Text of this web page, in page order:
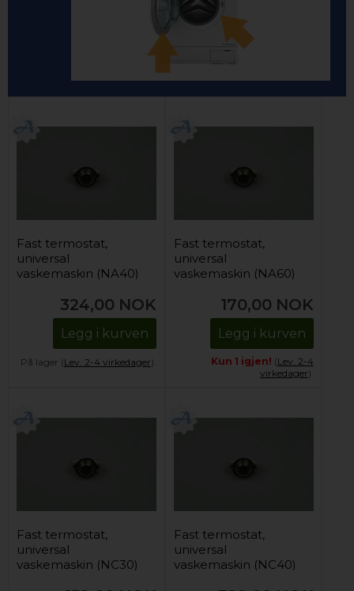
Fast termostat,
universal
vaskemaskin (NA40)
324,00 NOK
Legg i kurven
På lager (Lev. 2-4 virkedager).
Fast termostat,
universal
vaskemaskin (NA60)
170,00 NOK
Legg i kurven
Kun 1 igjen! (Lev. 2-4
virkedager).
Fast termostat,
universal
vaskemaskin (NC30)
Fast termostat,
universal
vaskemaskin (NC40)